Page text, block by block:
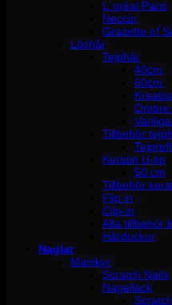
L´oréal Paris
Neccin
Grazette of
Löshår
Tejphår
40cm
60cm
Tillbehör
Keratin U-tip
50 cm
Tillbehör
Flip in
Clip-in
Alla tillbehör
Hårdockor
Naglar
Manikyr
Scratch Nails
Nagellack